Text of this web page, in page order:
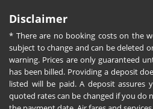
Disclaimer
* There are no booking costs on the
subject to change and can be deleted
warning. Prices are only guaranteed
has been billed. Providing a deposit
listed will be paid. A deposit assures
quoted rates can be changed if you